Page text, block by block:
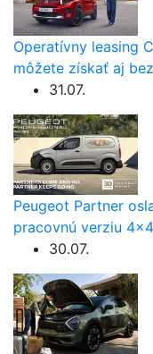
Operatívny leasing
môžete získať aj
31.07.
Peugeot Partner
pracovnú verziu 4×4
30.07.